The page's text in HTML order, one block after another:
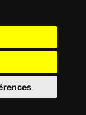
Kinco